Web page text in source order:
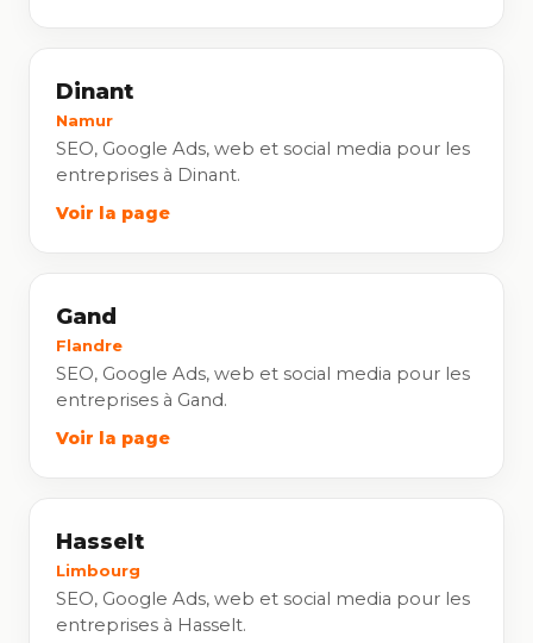
Dinant
Namur
SEO, Google Ads, web et social media pour les
entreprises à Dinant.
Voir la page
Gand
Flandre
SEO, Google Ads, web et social media pour les
entreprises à Gand.
Voir la page
Hasselt
Limbourg
SEO, Google Ads, web et social media pour les
entreprises à Hasselt.